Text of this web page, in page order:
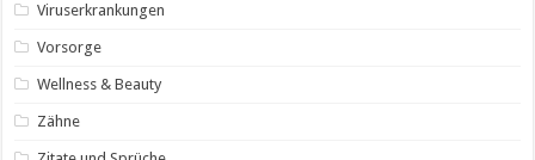
Viruserkrankungen
Vorsorge
Wellness & Beauty
Zähne